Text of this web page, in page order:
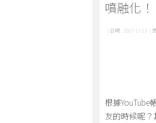
噴融化！
| 日期: 2017-11-13 |
根據YouTube
友的時候呢